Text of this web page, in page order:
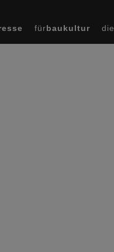
fürbaukultur die